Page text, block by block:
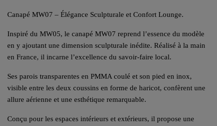
Canapé MW07 – Élégance Sculpturale et Confort Lounge.
Inspiré du MW05, le canapé MW07 reprend l’essence du modèle
en y ajoutant une dimension sculpturale inédite. Réalisé à la main
en France, il incarne l’excellence du savoir-faire local.
Ses parois transparentes en PMMA coulé et son pied en inox,
visible entre les deux coussins en forme de haricot, confèrent une
allure aérienne et une esthétique remarquable.
Conçu pour les espaces intérieurs et extérieurs, il propose une